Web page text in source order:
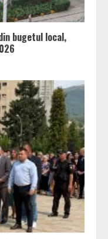
bugetul local,